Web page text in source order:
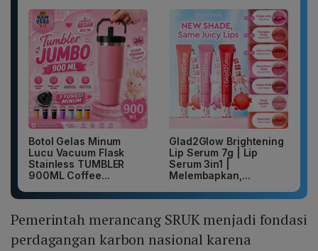
Botol Gelas Minum
Lucu Vacuum Flask
Stainless TUMBLER
900ML Coffee...
Glad2Glow Brightening
Lip Serum 7g | Lip
Serum 3in1 |
Melembapkan,...
Pemerintah merancang SRUK menjadi fondasi
perdagangan karbon nasional karena